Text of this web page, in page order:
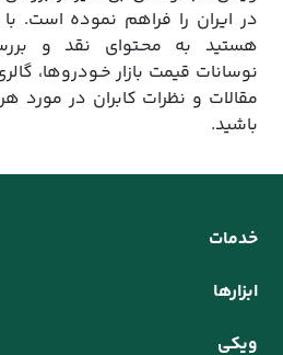
در ایران را فراهم نموده است.
هستید به محـتوای نقد و
نوسانات قیمت بازار خـودروها،
مقالات و نظرات کابران در
باشید.
خدمات
ابزارها
ویکی